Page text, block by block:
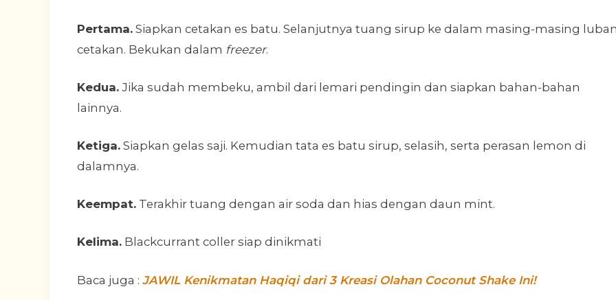
Pertama. Siapkan cetakan es batu. Selanjutnya tuang sirup ke dalam masing-masing
cetakan. Bekukan dalam freezer.
Kedua. Jika sudah membeku, ambil dari lemari pendingin dan siapkan bahan-bahan
lainnya.
Ketiga. Siapkan gelas saji. Kemudian tata es batu sirup, selasih, serta perasan lemon di
dalamnya.
Keempat. Terakhir tuang dengan air soda dan hias dengan daun mint.
Kelima. Blackcurrant coller siap dinikmati
Baca juga : JAWIL Kenikmatan Haqiqi dari 3 Kreasi Olahan Coconut Shake Ini!